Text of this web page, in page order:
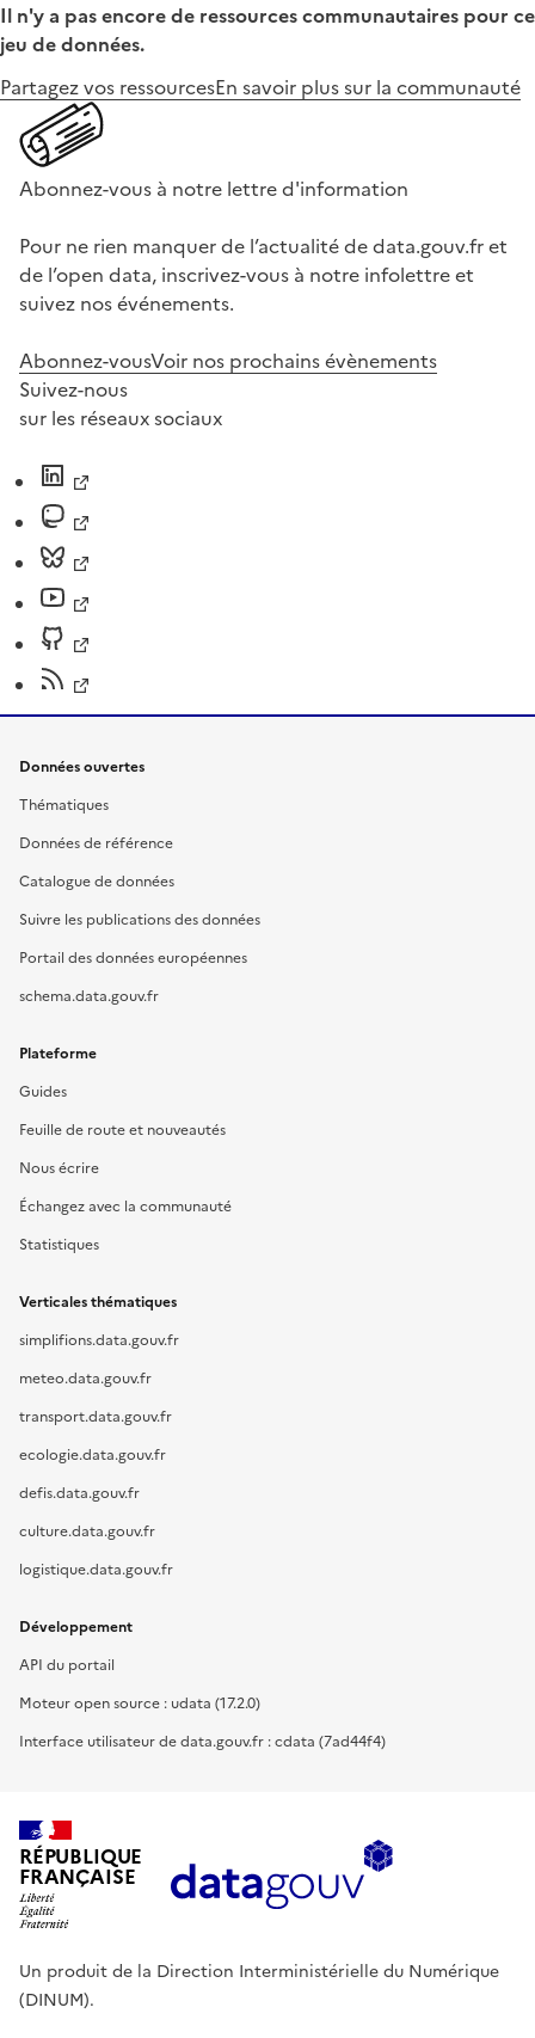
Il n'y a pas encore de ressources communautaires pour ce
jeu de données.
Partagez vos ressourcesEn savoir plus sur la communauté
Abonnez-vous à notre lettre d'information
Pour ne rien manquer de l’actualité de data.gouv.fr et
de l’open data, inscrivez-vous à notre infolettre et
suivez nos événements.
Abonnez-vousVoir nos prochains évènements
Suivez-nous
sur les réseaux sociaux
Données ouvertes
Thématiques
Données de référence
Catalogue de données
Suivre les publications des données
Portail des données européennes
schema.data.gouv.fr
Plateforme
Guides
Feuille de route et nouveautés
Nous écrire
Échangez avec la communauté
Statistiques
Verticales thématiques
simplifions.data.gouv.fr
meteo.data.gouv.fr
transport.data.gouv.fr
ecologie.data.gouv.fr
defis.data.gouv.fr
culture.data.gouv.fr
logistique.data.gouv.fr
Développement
API du portail
Moteur open source : udata (17.2.0)
Interface utilisateur de data.gouv.fr : cdata (7ad44f4)
RÉPUBLIQUE
FRANÇAISE
Un produit de la Direction Interministérielle du Numérique
(DINUM).